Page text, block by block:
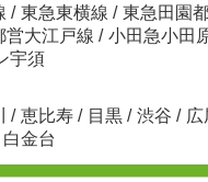
/ 東急東横線 / 東急田園
営大江戸線 / 小田急小田
宇須
/ 恵比寿 / 目黒 / 渋谷 / 広
白金台